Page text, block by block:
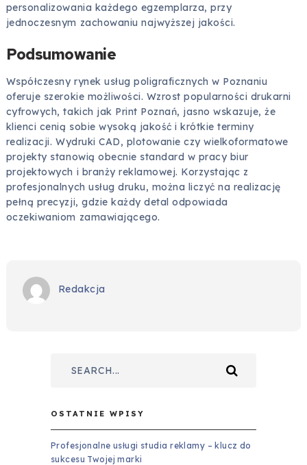
personalizowania każdego egzemplarza, przy
jednoczesnym zachowaniu najwyższej jakości.
Podsumowanie
Współczesny rynek usług poligraficznych w Poznaniu
oferuje szerokie możliwości. Wzrost popularności drukarni
cyfrowych, takich jak Print Poznań, jasno wskazuje, że
klienci cenią sobie wysoką jakość i krótkie terminy
realizacji. Wydruki CAD, plotowanie czy wielkoformatowe
projekty stanowią obecnie standard w pracy biur
projektowych i branży reklamowej. Korzystając z
profesjonalnych usług druku, można liczyć na realizację
pełną precyzji, gdzie każdy detal odpowiada
oczekiwaniom zamawiającego.
Redakcja
OSTATNIE WPISY
Profesjonalne usługi studia reklamy – klucz do
sukcesu Twojej marki